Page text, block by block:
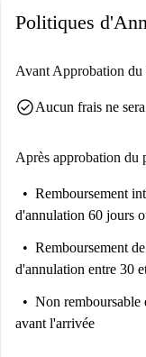
Politiques
Avant Approbation du
check_circleAucun frais ne
Après approbation du
Remboursement
d'annulation 60 jours
Remboursement
d'annulation entre 30
Non remboursable
avant l'arrivée